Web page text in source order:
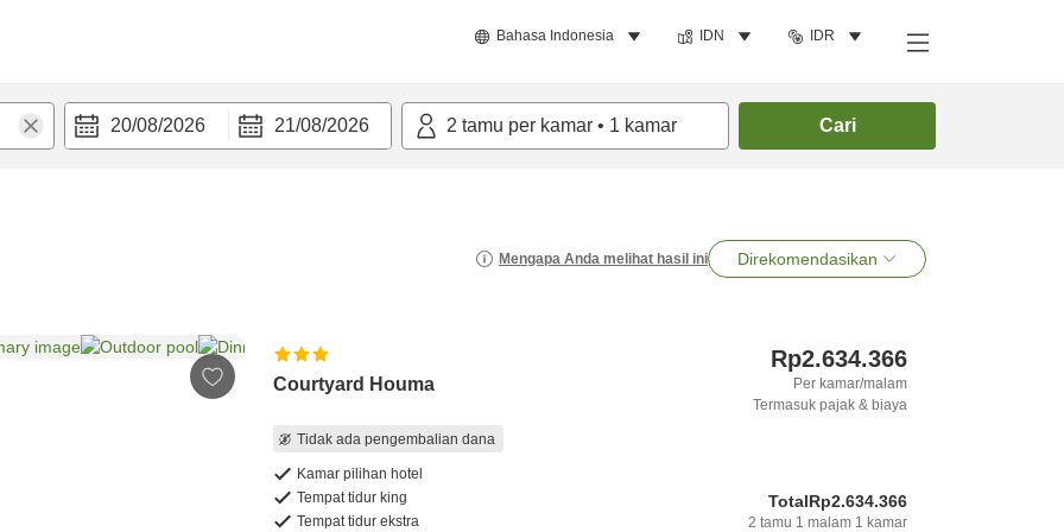
Bahasa Indonesia IDN IDR
20/08/2026 21/08/2026 2 tamu per kamar • 1 kamar Cari
Mengapa Anda melihat hasil ini Direkomendasikan
Courtyard Houma
Tidak ada pengembalian dana
Kamar pilihan hotel
Tempat tidur king
Tempat tidur ekstra
Rp2.634.366
Per kamar/malam
Termasuk pajak & biaya
TotalRp2.634.366
2 tamu 1 malam 1 kamar